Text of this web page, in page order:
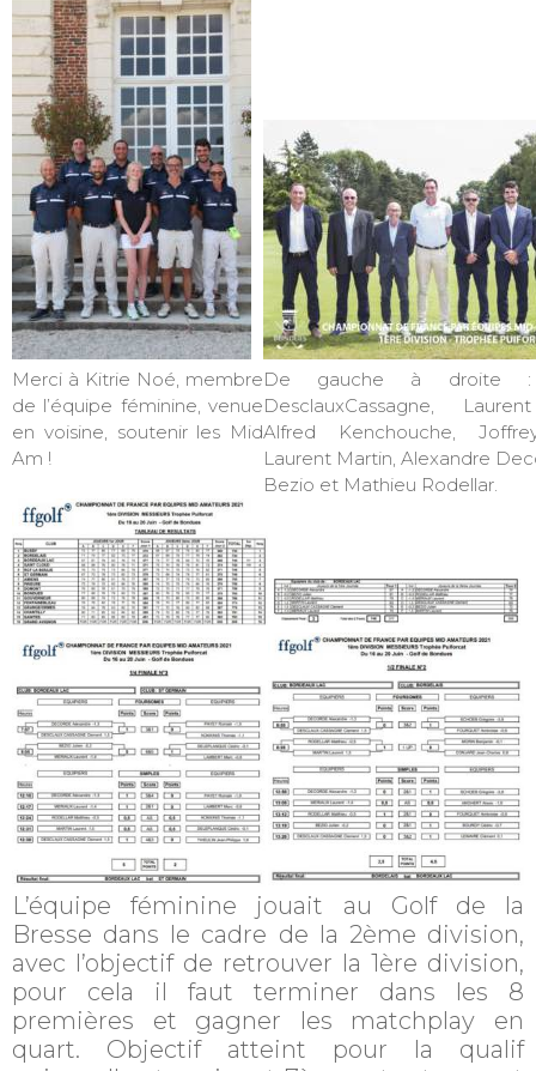
Merci à Kitrie Noé, membre
de l’équipe féminine, venue
en voisine, soutenir les Mid
Am !
De gauche à droite :
DesclauxCassagne,
Alfred Kenchouche,
Laurent Martin, Alexandre
Bezio et Mathieu Rodellar.
L’équipe féminine jouait au Golf de la
Bresse dans le cadre de la 2ème division,
avec l’objectif de retrouver la 1ère division,
pour cela il faut terminer dans les 8
premières et gagner les matchplay en
quart. Objectif atteint pour la qualif